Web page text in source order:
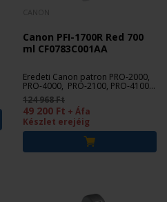
Canon PFI-1700R Red 700
ml CF0783C001AA
Eredeti Canon patron PRO-2000,
PRO-4000, PRO-2100, PRO-4100,
PRO-6100 nyomtatókhoz.
124 968 Ft
49 200 Ft + Áfa
Készlet erejéig